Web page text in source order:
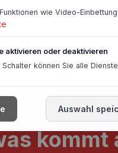
kommt
wie Video-
aktivieren oder deaktivieren
können Sie alle
Auswahl